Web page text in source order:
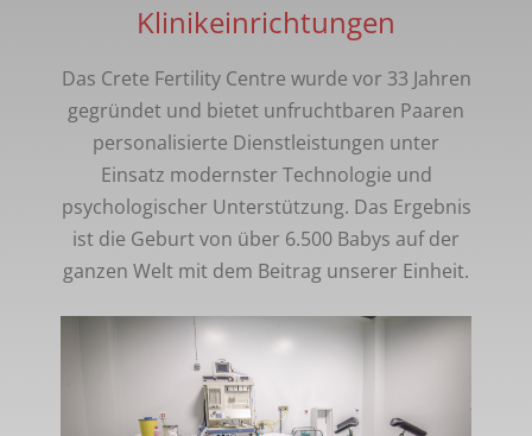
Klinikeinrichtungen
Das Crete Fertility Centre wurde vor 33 Jahren
gegründet und bietet unfruchtbaren Paaren
personalisierte Dienstleistungen unter
Einsatz modernster Technologie und
psychologischer Unterstützung. Das Ergebnis
ist die Geburt von über 6.500 Babys auf der
ganzen Welt mit dem Beitrag unserer Einheit.